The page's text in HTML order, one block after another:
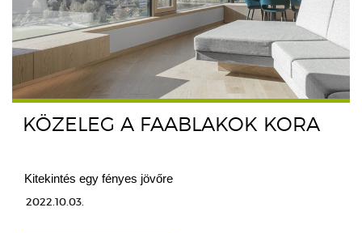
KÖZELEG A FAABLAKOK KORA
Kitekintés egy fényes jövőre
2022.10.03.